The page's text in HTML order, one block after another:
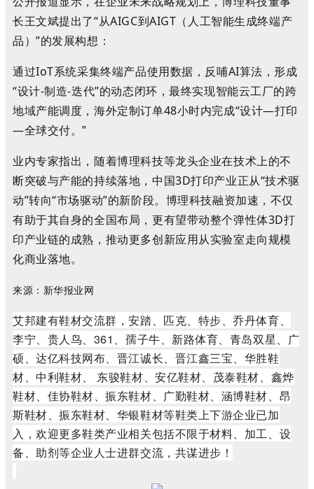
长王文斌提出了“从AIGC到AIGT（人工智能生成终端产
品）”的发展构想：
通过IoT系统采集终端产品使用数据，反哺AI算法，形成
“设计-制造-迭代”的动态闭环，最终实现智能云工厂的跨
地域产能调度，海外定制订单48小时内完成“设计—打印
—全球交付。”
业内专家指出，随着博理科技等龙头企业在技术上的不
断突破与产能的持续落地，中国3D打印产业正从“技术驱
动”转向“市场驱动”的新阶段。博理科技融资加速，不仅
有助于其自身的全国布局，更有望带动整个弹性体3D打
印产业链的成熟，推动更多创新应用从实验室走向规模
化商业落地。
来源：新华报业网
艾邦建有鞋材交流群，安踏、匹克、特步、乔丹体育、
李宁、贵人鸟、361、孺子牛、新路体育、青岛双星、广
硕、达亿科技网布、晋江诚长、晋江鑫三宝、华胜鞋
材、中利鞋材、 东骏鞋材、安亿鞋材、茂泰鞋材、鑫烨
鞋材、佳协鞋材、振东鞋材、广勤鞋材、涵博鞋材、昂
斯鞋材、振东鞋材、华银鞋材等鞋类上下游企业已加
入，欢迎更多鞋类产业相关包括不限于材料、加工、设
备、助剂等企业人士进群交流，共谋进步！